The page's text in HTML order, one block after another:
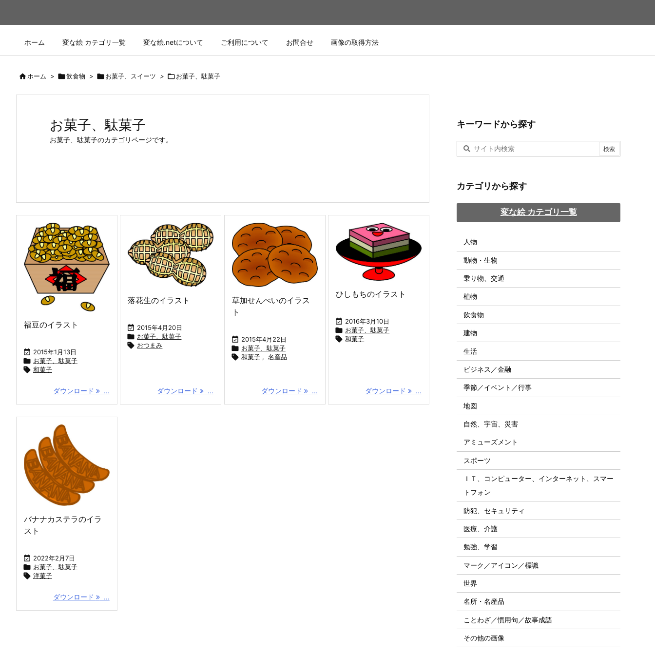
ホーム 変な絵 カテゴリ一覧 変な絵.netについて ご利用について お問合せ 画像の取得方法
ホーム > 飲食物 > お菓子、スイーツ > お菓子、駄菓子
お菓子、駄菓子
お菓子、駄菓子のカテゴリページです。
福豆のイラスト
 2015年1月13日
 お菓子、駄菓子
 和菓子
ダウンロード ...
落花生のイラスト
 2015年4月20日
 お菓子、駄菓子
 おつまみ
ダウンロード ...
草加せんべいのイラス
ト
 2015年4月22日
 お菓子、駄菓子
 和菓子 , 名産品
ダウンロード ...
ひしもちのイラスト
 2016年3月10日
 お菓子、駄菓子
 和菓子
ダウンロード ...
バナナカステラのイラ
スト
 2022年2月7日
 お菓子、駄菓子
 洋菓子
ダウンロード ...
キーワードから探す
カテゴリから探す
変な絵 カテゴリ一覧
人物
動物・生物
乗り物、交通
植物
飲食物
建物
生活
ビジネス／金融
季節／イベント／行事
地図
自然、宇宙、災害
アミューズメント
スポーツ
ＩＴ、コンピューター、インターネット、スマー
トフォン
防犯、セキュリティ
医療、介護
勉強、学習
マーク／アイコン／標識
世界
名所・名産品
ことわざ／慣用句／故事成語
その他の画像